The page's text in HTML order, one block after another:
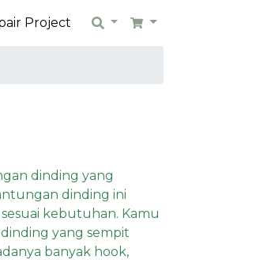
Project SearchCart
dinding yang
dinding ini
kebutuhan. Kamu
yang sempit
banyak hook,